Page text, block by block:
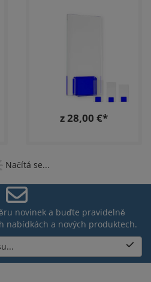
z 28,00 €*
Načítá se...
novinek a buďte pravidelně
nabídkách a nových produktech.